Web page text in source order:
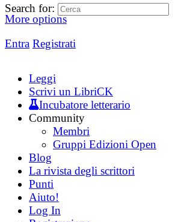
More options
Entra Registrati
Search for:
Leggi
Scrivi un LibriCK
Incubatore letterario
Community
Membri
Gruppi Edizioni Open
Blog
La rivista degli scrittori
Punti
Aiuto!
Log In